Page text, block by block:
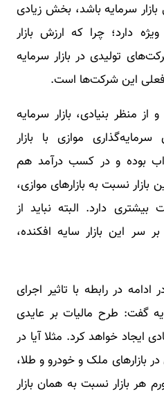
سرمایه باشد، بخش زیادی
دارد؛ چرا که ارزش بازار
تولیدی در بازار سرمایه
فعلی این شرکت‌ها است.
منظر بنیادی، بازار سرمایه
موازی با بازار
بوده و در کسب درآمد هم
نسبت به بازارهای موازی،
بیشتری دارد. البته نباید از
این بازار سایه افکنده،
ادامه در رابطه با تاثیر اجرای
گفت: طرح مالیات بر عایدی
ایجاد خواهد کرد. مثلا آیا در
بازارهای ملک و خودرو و طلا،
هر بازار نسبت به همان بازار